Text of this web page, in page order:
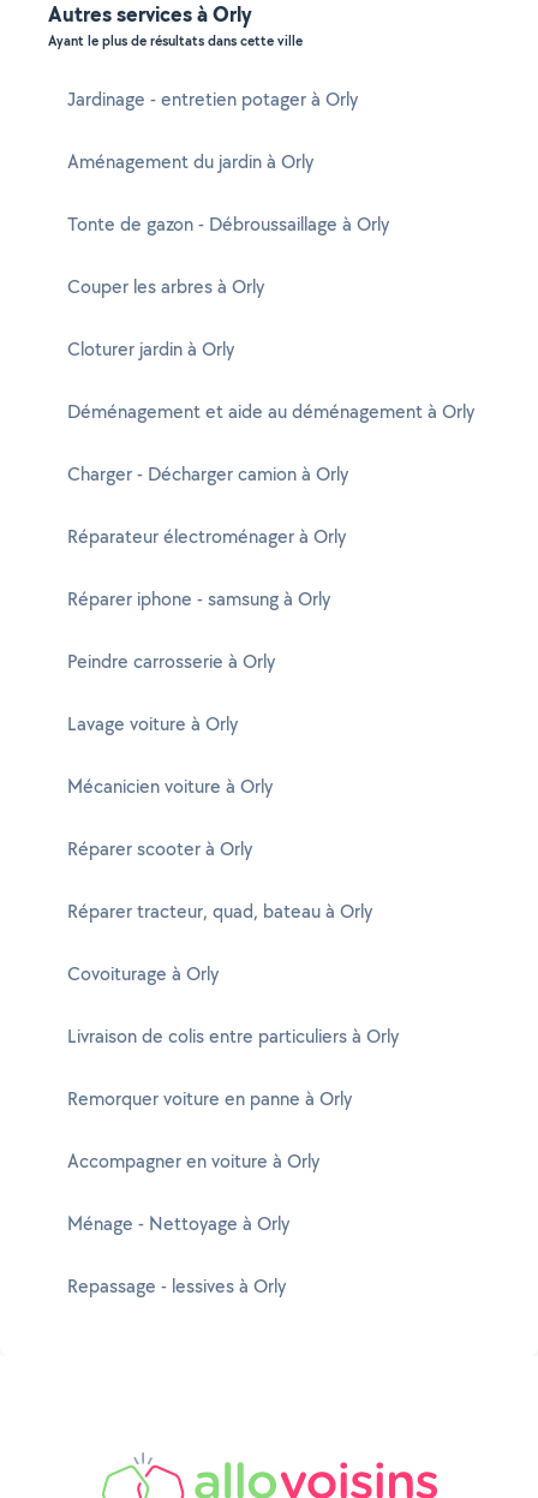
Autres services à Orly
Ayant le plus de résultats dans cette ville
Jardinage - entretien potager à Orly
Aménagement du jardin à Orly
Tonte de gazon - Débroussaillage à Orly
Couper les arbres à Orly
Cloturer jardin à Orly
Déménagement et aide au déménagement à Orly
Charger - Décharger camion à Orly
Réparateur électroménager à Orly
Réparer iphone - samsung à Orly
Peindre carrosserie à Orly
Lavage voiture à Orly
Mécanicien voiture à Orly
Réparer scooter à Orly
Réparer tracteur, quad, bateau à Orly
Covoiturage à Orly
Livraison de colis entre particuliers à Orly
Remorquer voiture en panne à Orly
Accompagner en voiture à Orly
Ménage - Nettoyage à Orly
Repassage - lessives à Orly